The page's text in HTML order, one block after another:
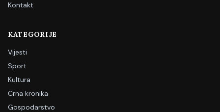
Kontakt
KATEGORIJE
Vijesti
Sport
Kultura
Crna kronika
Gospodarstvo